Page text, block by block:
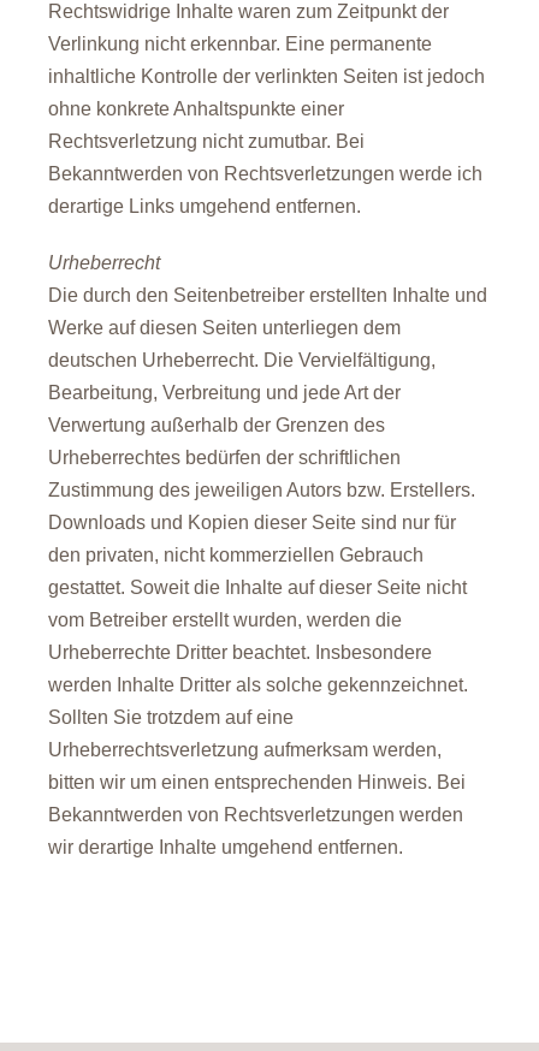
Rechtswidrige Inhalte waren zum Zeitpunkt der
Verlinkung nicht erkennbar. Eine permanente
inhaltliche Kontrolle der verlinkten Seiten ist jedoch
ohne konkrete Anhaltspunkte einer
Rechtsverletzung nicht zumutbar. Bei
Bekanntwerden von Rechtsverletzungen werde ich
derartige Links umgehend entfernen.
Urheberrecht
Die durch den Seitenbetreiber erstellten Inhalte und
Werke auf diesen Seiten unterliegen dem
deutschen Urheberrecht. Die Vervielfältigung,
Bearbeitung, Verbreitung und jede Art der
Verwertung außerhalb der Grenzen des
Urheberrechtes bedürfen der schriftlichen
Zustimmung des jeweiligen Autors bzw. Erstellers.
Downloads und Kopien dieser Seite sind nur für
den privaten, nicht kommerziellen Gebrauch
gestattet. Soweit die Inhalte auf dieser Seite nicht
vom Betreiber erstellt wurden, werden die
Urheberrechte Dritter beachtet. Insbesondere
werden Inhalte Dritter als solche gekennzeichnet.
Sollten Sie trotzdem auf eine
Urheberrechtsverletzung aufmerksam werden,
bitten wir um einen entsprechenden Hinweis. Bei
Bekanntwerden von Rechtsverletzungen werden
wir derartige Inhalte umgehend entfernen.